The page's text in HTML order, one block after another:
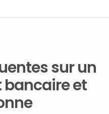
sur un
et